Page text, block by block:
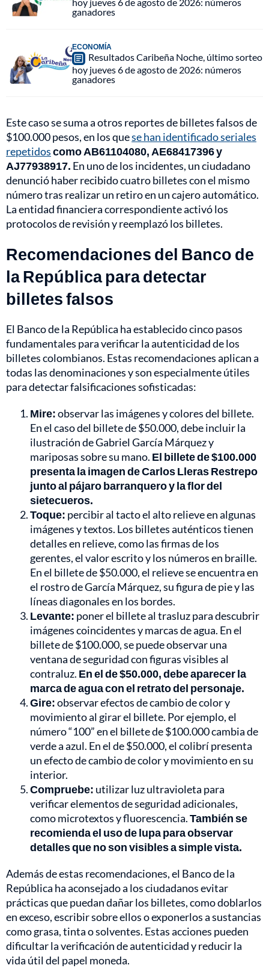
ganadores
ECONOMÍA
Resultados Caribeña Noche, último sorteo
hoy jueves 6 de agosto de 2026: números
ganadores
Este caso se suma a otros reportes de billetes falsos de
$100.000 pesos, en los quese han identificado seriales
repetidoscomo AB61104080, AE68417396 y
AJ77938917. En uno de los incidentes, un ciudadano
denunció haber recibido cuatro billetes con el mismo
número tras realizar un retiro en un cajero automático.
La entidad financiera correspondiente activó los
protocolos de revisión y reemplazó los billetes.
Recomendaciones del Banco de
la República para detectar
billetes falsos
El Banco de la República ha establecido cinco pasos
fundamentales para verificar la autenticidad de los
billetes colombianos. Estas recomendaciones aplican a
todas las denominaciones y son especialmente útiles
para detectar falsificaciones sofisticadas:
Mire:observar las imágenes y colores del billete.
En el caso del billete de $50.000, debe incluir la
ilustración de Gabriel García Márquez y
mariposas sobre su mano. El billete de $100.000
presenta la imagen de Carlos Lleras Restrepo
junto al pájaro barranquero y la flor del
sietecueros.
Toque: percibir al tacto el alto relieve en algunas
imágenes y textos. Los billetes auténticos tienen
detalles en relieve, como las firmas de los
gerentes, el valor escrito y los números en braille.
En el billete de $50.000, el relieve se encuentra en
el rostro de García Márquez, su figura de pie y las
líneas diagonales en los bordes.
Levante: poner el billete al trasluz para descubrir
imágenes coincidentes y marcas de agua. En el
billete de $100.000, se puede observar una
ventana de seguridad con figuras visibles al
contraluz. En el de $50.000, debe aparecer la
marca de agua con el retrato del personaje.
Gire:observar efectos de cambio de color y
movimiento al girar el billete. Por ejemplo, el
número “100” en el billete de $100.000 cambia de
verde a azul. En el de $50.000, el colibrí presenta
un efecto de cambio de color y movimiento en su
interior.
Compruebe: utilizar luz ultravioleta para
verificar elementos de seguridad adicionales,
como microtextos y fluorescencia.También se
recomienda el uso de lupa para observar
detalles que no son visibles a simple vista.
Además de estas recomendaciones, el Banco de la
República ha aconsejado a los ciudadanos evitar
prácticas que puedan dañar los billetes, como doblarlos
en exceso, escribir sobre ellos o exponerlos a sustancias
como grasa, tinta o solventes. Estas acciones pueden
dificultar la verificación de autenticidad y reducir la
vida útil del papel moneda.